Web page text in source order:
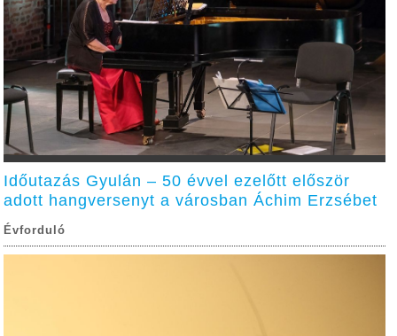
Időutazás Gyulán – 50 évvel ezelőtt először
adott hangversenyt a városban Áchim Erzsébet
Évforduló